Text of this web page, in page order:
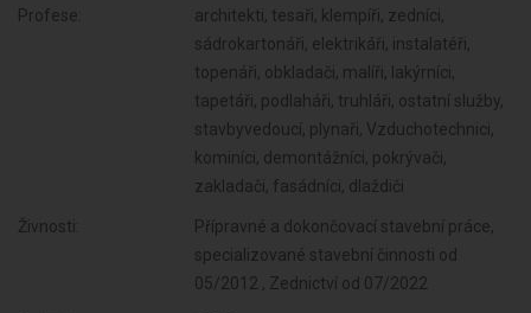
Profese:
architekti, tesaři, klempíři, zedníci,
sádrokartonáři, elektrikáři, instalatéři,
topenáři, obkladači, malíři, lakýrníci,
tapetáři, podlaháři, truhláři, ostatní služby,
stavbyvedoucí, plynaři, Vzduchotechnici,
kominíci, demontážníci, pokrývači,
zakladači, fasádníci, dlaždiči
Živnosti:
Přípravné a dokončovací stavební práce,
specializované stavební činnosti od
05/2012 , Zednictví od 07/2022